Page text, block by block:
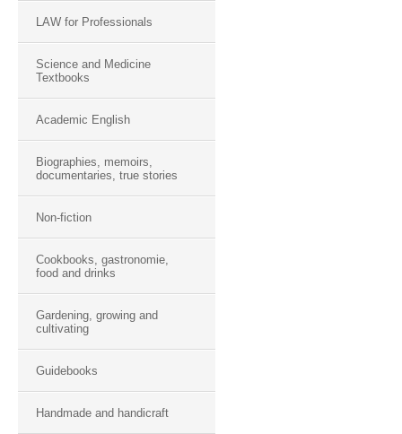
LAW for Professionals
Science and Medicine
Textbooks
Academic English
Biographies, memoirs,
documentaries, true stories
Non-fiction
Cookbooks, gastronomie,
food and drinks
Gardening, growing and
cultivating
Guidebooks
Handmade and handicraft